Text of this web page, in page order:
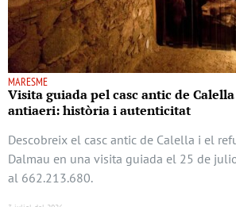
MARESME
Visita guiada pel casc antic de
antiaeri: història i autenticitat
Descobreix el casc antic de Calella i el
Dalmau en una visita guiada el 25 de
al 662.213.680.